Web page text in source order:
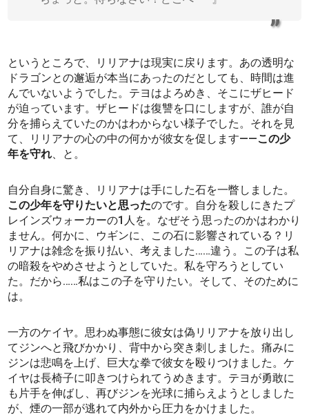
というところで、リリアナは現実に戻ります。あの透明な
ドラゴンとの邂逅が本当にあったのだとしても、時間は進
んでいないようでした。テヨはよろめき、そこにザヒード
が迫っています。ザヒードは復讐を口にしますが、誰が自
分を捕らえていたのかはわからない様子でした。それを見
て、リリアナの心の中の何かが彼女を促します――この少
年を守れ、と。
自分自身に驚き、リリアナは手にした石を一瞥しました。
この少年を守りたいと思ったのです。自分を殺しにきたプ
レインズウォーカーの1人を。なぜそう思ったのかはわかり
ません。何かに、ウギンに、この石に影響されている？リ
リアナは雑念を振り払い、考えました……違う。この子は私
の暗殺をやめさせようとしていた。私を守ろうとしてい
た。だから……私はこの子を守りたい。そして、そのために
は。
一方のケイヤ。思わぬ事態に彼女は偽リリアナを放り出し
てジンへと飛びかかり、背中から突き刺しました。痛みに
ジンは悲鳴を上げ、巨大な拳で彼女を殴りつけました。ケ
イヤは長椅子に叩きつけられてうめきます。テヨが勇敢に
も片手を伸ばし、再びジンを光球に捕らえようとしました
が、煙の一部が逃れて内外から圧力をかけました。